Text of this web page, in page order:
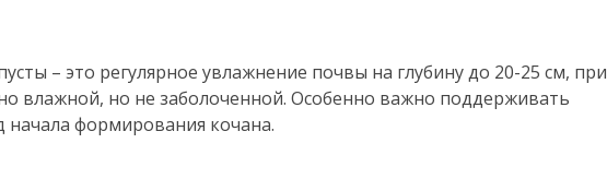
– это регулярное увлажнение почвы на глубину до 20-25 см, при
влажной, но не заболоченной. Особенно важно поддерживать
формирования кочана.